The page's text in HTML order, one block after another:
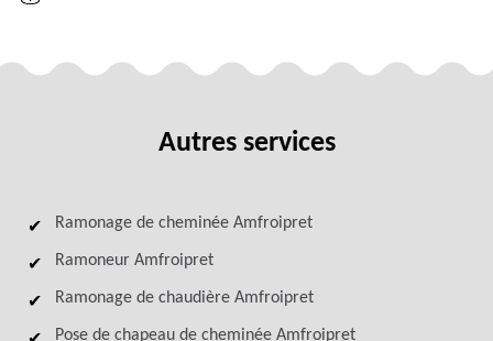
Autres services
Ramonage de cheminée Amfroipret
Ramoneur Amfroipret
Ramonage de chaudière Amfroipret
Pose de chapeau de cheminée Amfroipret